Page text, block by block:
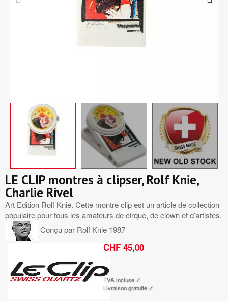
LE CLIP montres à clipser, Rolf Knie,
Charlie Rivel
Art Edition Rolf Knie. Cette montre clip est un article de collection
populaire pour tous les amateurs de cirque, de clown et d’artistes.
Conçu par Rolf Knie 1987
CHF 45,00
TVA incluse ✓
Livraison gratuite ✓